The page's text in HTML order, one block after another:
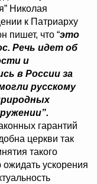
Николая
к Патриарху
пишет, что “это
Речь идет об
и
в России за
русскому
гарантий
церкви так
такого
ускорения